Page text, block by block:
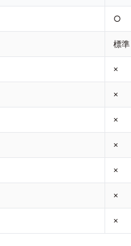
○
標準
×
×
×
×
×
×
×